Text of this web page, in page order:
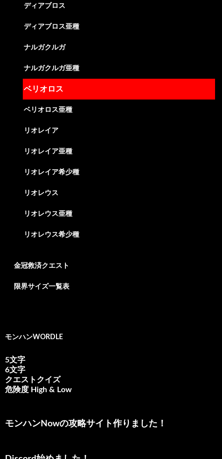
ディアブロス
ディアブロス亜種
ナルガクルガ
ナルガクルガ亜種
ベリオロス
ベリオロス亜種
リオレイア
リオレイア亜種
リオレイア希少種
リオレウス
リオレウス亜種
リオレウス希少種
金冠救済クエスト
限界サイズ一覧表
モンハンWORDLE
5文字
6文字
クエストクイズ
危険度 High & Low
モンハンNowの攻略サイト作りました！